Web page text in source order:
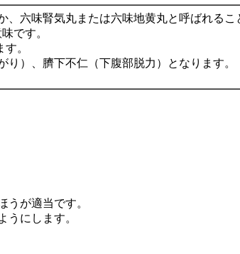
六味腎気丸または六味地黄丸と呼ばれるこ
です。
。
）、臍下不仁（下腹部脱力）となります。
が適当です。
うにします。